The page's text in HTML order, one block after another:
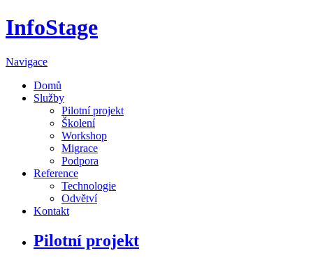
InfoStage
Navigace
Domů
Služby
Pilotní projekt
Školení
Workshop
Migrace
Podpora
Reference
Technologie
Odvětví
Kontakt
Pilotní projekt